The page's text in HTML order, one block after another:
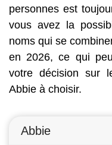
personnes est
vous avez la
noms qui se
en 2026, ce qui
votre décision sur
Abbie à choisir.
Abbie